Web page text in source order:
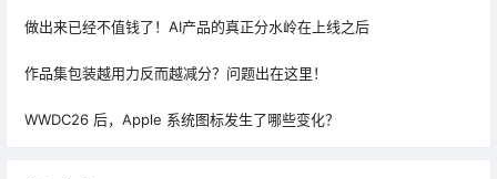
做出来已经不值钱了！AI产品的真正分水岭在上线之后
作品集包装越用力反而越减分？问题出在这里！
WWDC26 后，Apple 系统图标发生了哪些变化？